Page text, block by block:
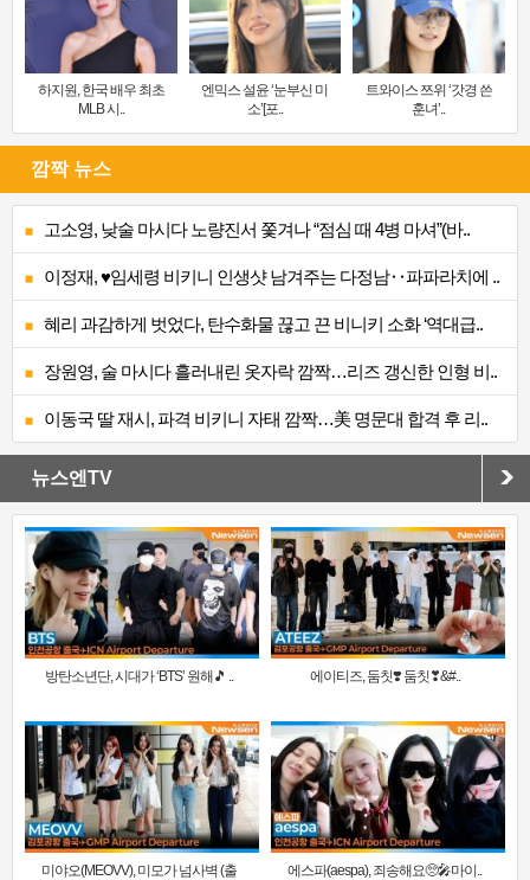
하지원, 한국 배우 최초
MLB 시..
엔믹스 설윤 ‘눈부신 미
소’[포..
트와이스 쯔위 ‘갓경 쓴
훈녀’..
깜짝 뉴스
고소영, 낮술 마시다 노량진서 쫓겨나 “점심 때 4병 마셔”(바..
이정재, ♥임세령 비키니 인생샷 남겨주는 다정남‥파파라치에 ..
혜리 과감하게 벗었다, 탄수화물 끊고 끈 비니키 소화 ‘역대급..
장원영, 술 마시다 흘러내린 옷자락 깜짝…리즈 갱신한 인형 비..
이동국 딸 재시, 파격 비키니 자태 깜짝…美 명문대 합격 후 리..
뉴스엔TV
방탄소년단, 시대가 ‘BTS’ 원해🎵 .. 에이티즈, 둠칫❣️ 둠칫❣&#..
미야오(MEOVV), 미모가 넘사벽 (출 에스파(aespa), 죄송해요🥺🎤마이..